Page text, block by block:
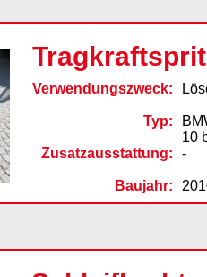
Verwendungszweck:
Typ:
Zusatzausstattung:
Baujahr:
10
-